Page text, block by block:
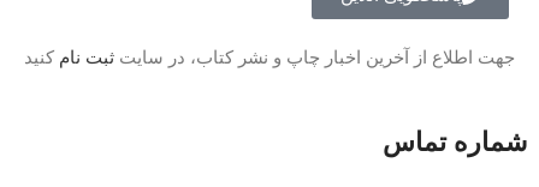
جهت اطلاع از آخرین اخبار چاپ و نشر کتاب، در سایتثبت نام کنید
شماره تماس